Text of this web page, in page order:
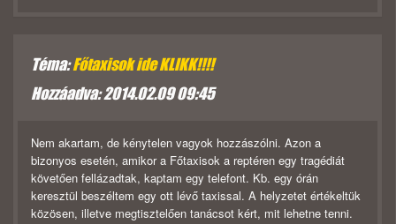
Téma:Főtaxisok ide KLIKK!!!!
Hozzáadva: 2014.02.09 09:45
Nem akartam, de kénytelen vagyok hozzászólni. Azon a
bizonyos esetén, amikor a Főtaxisok a reptéren egy tragédiát
követően fellázadtak, kaptam egy telefont. Kb. egy órán
keresztül beszéltem egy ott lévő taxissal. A helyzetet értékeltük
közösen, illetve megtisztelően tanácsot kért, mit lehetne tenni.